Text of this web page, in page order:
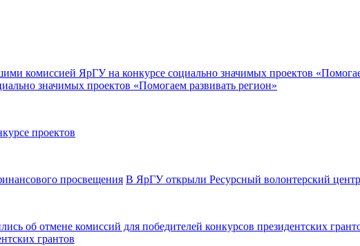
значимых проектов «Помогаем развивать регион»
проектов
В ЯрГУ открыли Ресурсный волонтерский
грантов